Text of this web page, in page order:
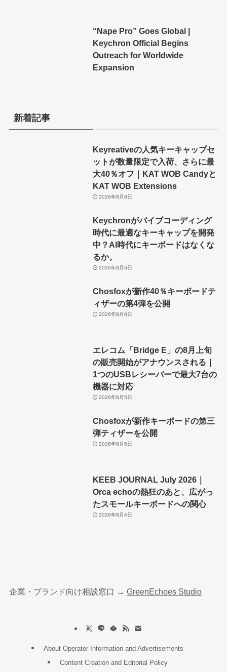
“Nape Pro” Goes Global |
Keychron Official Begins
Outreach for Worldwide
Expansion
新着記事
Keyreativeの人気キーキャップセ
ットが数量限定で入荷、さらに最
大40％オフ｜KAT WOB Candyと
KAT WOB Extensions
2026年8月6日
Keychronがバイブコーディング
時代に最適なキーキャップを開発
中？AI時代にキーボードはなくな
るか。
2026年8月6日
Chosfoxが新作40％キーボードテ
ィザーの第4弾を公開
2026年8月6日
エレコム「Bridge E」の8月上旬
の販売開始がアナウンスされる｜
1つのUSBレシーバーで最大7台の
機器に対応
2026年8月5日
Chosfoxが新作キーボードの第三
弾ティザーを公開
2026年8月5日
KEEB JOURNAL July 2026｜
Orca echoの熱狂のあと、広がっ
たスモールキーボードへの関心
2026年8月4日
企業・ブランド向け相談窓口 → GreenEchoes Studio
About Operator Information and Advertisements
Content Creation and Editorial Policy